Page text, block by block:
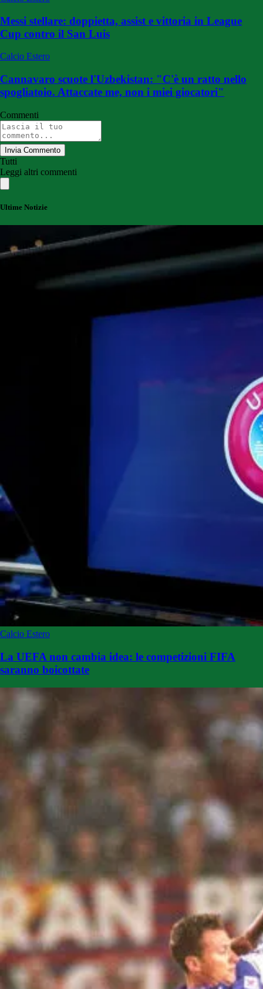
Messi stellare: doppietta, assist e vittoria in League
Cup contro il San Luis
Calcio Estero
Cannavaro scuote l'Uzbekistan: "C'è un ratto nello
spogliatoio. Attaccate me, non i miei giocatori"
Commenti
Invia Commento
Tutti
Leggi altri commenti
Ultime Notizie
Calcio Estero
La UEFA non cambia idea: le competizioni FIFA
saranno boicottate